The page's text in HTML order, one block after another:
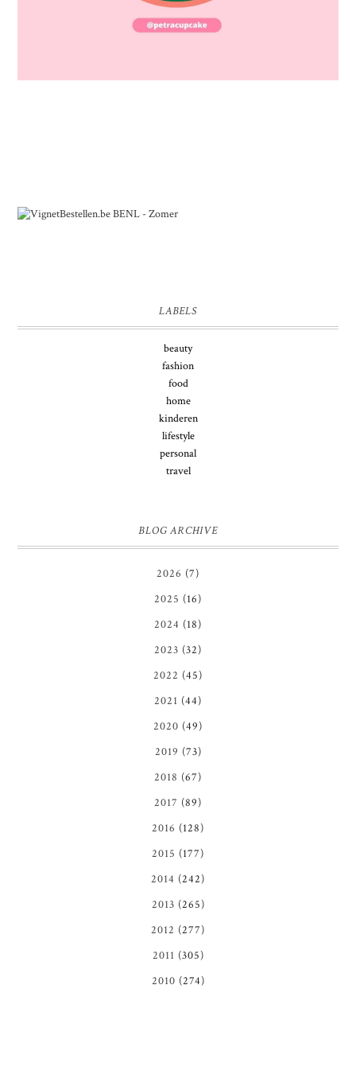
LABELS
beauty
fashion
food
home
kinderen
lifestyle
personal
travel
BLOG ARCHIVE
2026 (7)
2025 (16)
2024 (18)
2023 (32)
2022 (45)
2021 (44)
2020 (49)
2019 (73)
2018 (67)
2017 (89)
2016 (128)
2015 (177)
2014 (242)
2013 (265)
2012 (277)
2011 (305)
2010 (274)